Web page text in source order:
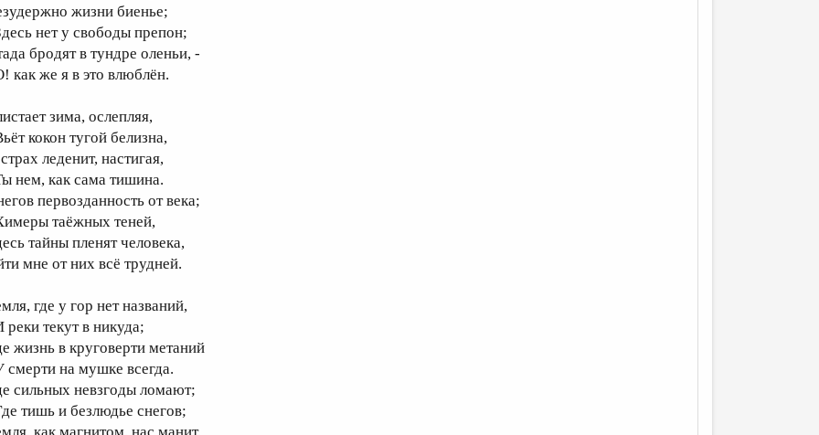
жизни биенье;
нет у свободы препон;
бродят в тундре оленьи, -
как же я в это влюблён.
зима, ослепляя,
кокон тугой белизна,
леденит, настигая,
нем, как сама тишина.
первозданность от века;
таёжных теней,
тайны пленят человека,
мне от них всё трудней.
где у гор нет названий,
реки текут в никуда;
жизнь в круговерти метаний
смерти на мушке всегда.
сильных невзгоды ломают;
тишь и безлюдье снегов;